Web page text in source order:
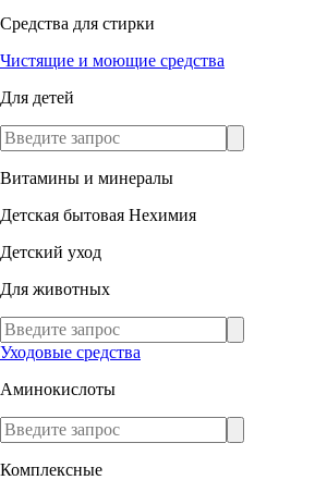
Средства для стирки
Чистящие и моющие средства
Для детей
Витамины и минералы
Детская бытовая Нехимия
Детский уход
Для животных
Уходовые средства
Аминокислоты
Комплексные